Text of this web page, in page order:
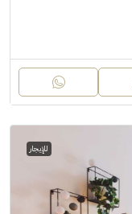
للإيجار